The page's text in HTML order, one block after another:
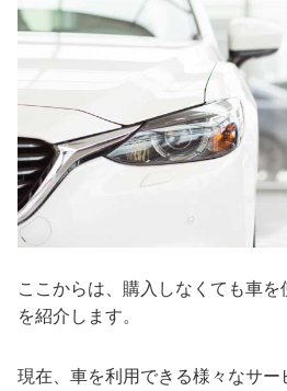
ここからは、購入しなくても車
を紹介します。
現在、車を利用できる様々なサー